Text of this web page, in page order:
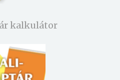
kalkulátor